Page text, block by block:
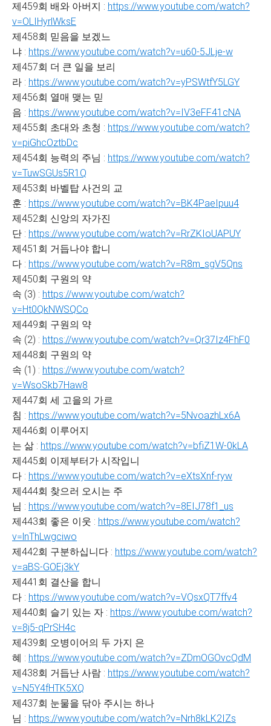
제459회 배와 아버지 : https://www.youtube.com/watch?
v=OLIHyrlWksE
제458회 믿음을 보겠느
냐 : https://www.youtube.com/watch?v=u60-5JLje-w
제457회 더 큰 일을 보리
라 : https://www.youtube.com/watch?v=yPSWtfY5LGY
제456회 열매 맺는 믿
음 : https://www.youtube.com/watch?v=IV3eFF41cNA
제455회 초대와 초청 : https://www.youtube.com/watch?
v=piGhcOztbDc
제454회 능력의 주님 : https://www.youtube.com/watch?
v=TuwSGUs5R1Q
제453회 바벨탑 사건의 교
훈 : https://www.youtube.com/watch?v=BK4PaeIpuu4
제452회 신앙의 자가진
단 : https://www.youtube.com/watch?v=RrZKIoUAPUY
제451회 거듭나야 합니
다 : https://www.youtube.com/watch?v=R8m_sgV5Qns
제450회 구원의 약
속 (3) : https://www.youtube.com/watch?
v=Ht0QkNWSQCo
제449회 구원의 약
속 (2) : https://www.youtube.com/watch?v=Qr37Iz4FhF0
제448회 구원의 약
속 (1) : https://www.youtube.com/watch?
v=WsoSkb7Haw8
제447회 세 고을의 가르
침 : https://www.youtube.com/watch?v=5NvoazhLx6A
제446회 이루어지
는 삶 : https://www.youtube.com/watch?v=bfiZ1W-0kLA
제445회 이제부터가 시작입니
다 : https://www.youtube.com/watch?v=eXtsXnf-ryw
제444회 찾으러 오시는 주
님 : https://www.youtube.com/watch?v=8EIJ78f1_us
제443회 좋은 이웃 : https://www.youtube.com/watch?
v=lnThLwgciwo
제442회 구분하십니다 : https://www.youtube.com/watch?
v=aBS-GOEj3kY
제441회 결산을 합니
다 : https://www.youtube.com/watch?v=VQsxQT7ffv4
제440회 슬기 있는 자 : https://www.youtube.com/watch?
v=8j5-qPrSH4c
제439회 오병이어의 두 가지 은
혜 : https://www.youtube.com/watch?v=ZDmOGOvcQdM
제438회 거듭난 사람 : https://www.youtube.com/watch?
v=N5Y4fHTK5XQ
제437회 눈물을 닦아 주시는 하나
님 : https://www.youtube.com/watch?v=Nrh8kLK2IZs